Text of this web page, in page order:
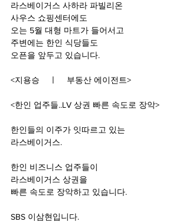
라스베이거스 사하라 파빌리온
사우스 쇼핑센터에도
오는 5월 대형 마트가 들어서고
주변에는 한인 식당들도
오픈을 앞두고 있습니다.
<지용승    ㅣ    부동산 에이전트>
<한인 업주들..LV 상권 빠른 속도로 장악>
한인들의 이주가 잇따르고 있는
라스베이거스.
한인 비즈니스 업주들이
라스베이거스 상권을
빠른 속도로 장악하고 있습니다.
SBS 이삼현입니다.